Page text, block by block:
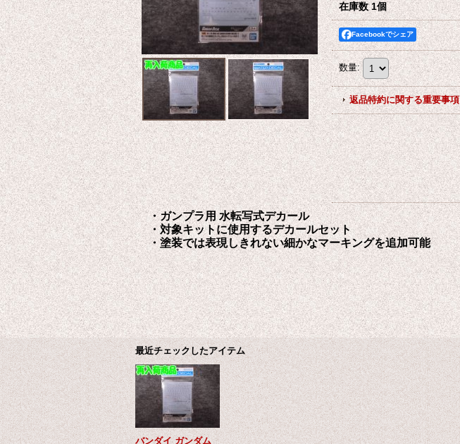
在庫数 1個
Facebookでシェア
数量:
返品特約に関する重要事項
・ガンプラ用 水転写式デカール
・対象キットに使用するデカールセット
・塗装では表現しきれない細かなマーキングを追加可能
最近チェックしたアイテム
バンダイ ガンダム